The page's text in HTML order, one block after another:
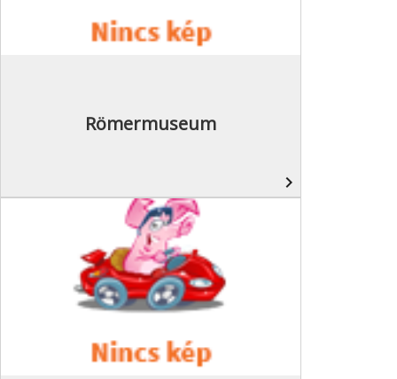
Römermuseum
navigate_next